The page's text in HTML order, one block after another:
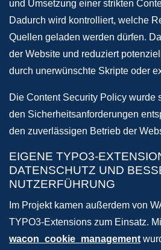
und Umsetzung einer strikten
Dadurch wird kontrolliert, welche
Quellen geladen werden dürfen.
der Website und reduziert
durch unerwünschte Skripte oder
Die Content Security Policy wurde
den Sicherheitsanforderungen
den zuverlässigen Betrieb der
EIGENE TYPO3-
DATENSCHUTZ UND
NUTZERFÜHRUNG
Im Projekt kamen außerdem von
TYPO3-Extensions zum Einsatz.
wacon_cookie_management